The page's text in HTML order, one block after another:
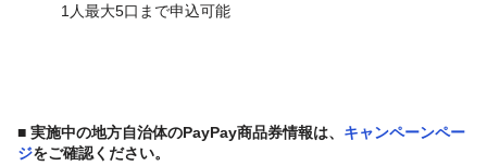
1人最大5口まで申込可能
■ 実施中の地方自治体のPayPay商品券情報は、 キャンペーンペー
ジをご確認ください。